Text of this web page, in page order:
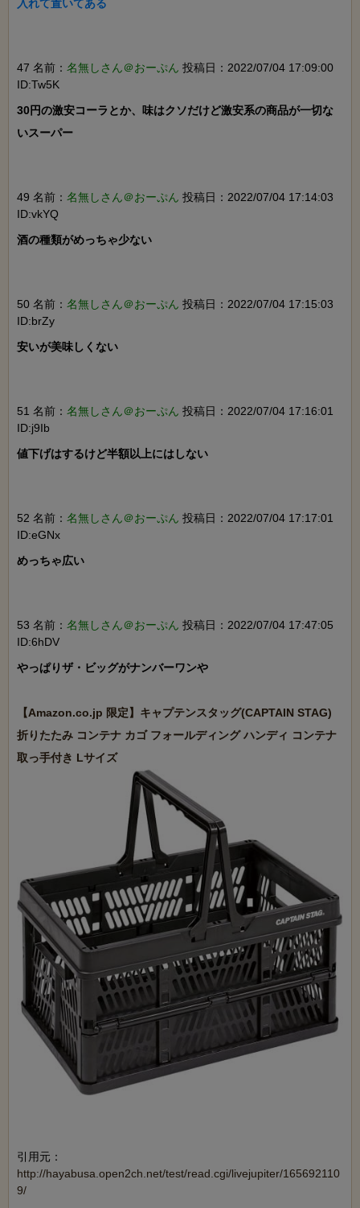
入れて置いてある
47 名前： 名無しさん＠おーぷん 投稿日：2022/07/04 17:09:00
ID:Tw5K
30円の激安コーラとか、味はクソだけど激安系の商品が一切な
いスーパー
49 名前： 名無しさん＠おーぷん 投稿日：2022/07/04 17:14:03
ID:vkYQ
酒の種類がめっちゃ少ない
50 名前： 名無しさん＠おーぷん 投稿日：2022/07/04 17:15:03
ID:brZy
安いが美味しくない
51 名前： 名無しさん＠おーぷん 投稿日：2022/07/04 17:16:01
ID:j9Ib
値下げはするけど半額以上にはしない
52 名前： 名無しさん＠おーぷん 投稿日：2022/07/04 17:17:01
ID:eGNx
めっちゃ広い
53 名前： 名無しさん＠おーぷん 投稿日：2022/07/04 17:47:05
ID:6hDV
やっぱりザ・ビッグがナンバーワンや
【Amazon.co.jp 限定】キャプテンスタッグ(CAPTAIN STAG)
折りたたみ コンテナ カゴ フォールディング ハンディ コンテナ
引用元：
http://hayabusa.open2ch.net/test/read.cgi/livejupiter/165692110
9/